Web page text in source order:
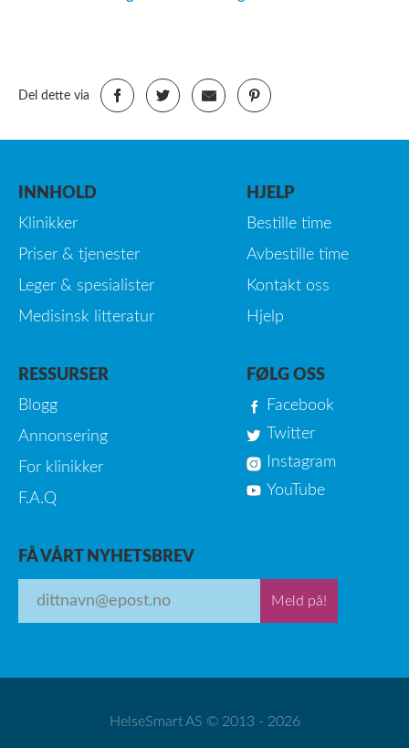
Del dette via
INNHOLD
Klinikker
Priser & tjenester
Leger & spesialister
Medisinsk litteratur
HJELP
Bestille time
Avbestille time
Kontakt oss
Hjelp
RESSURSER
Blogg
Annonsering
For klinikker
F.A.Q
FØLG OSS
Facebook
Twitter
Instagram
YouTube
FÅ VÅRT NYHETSBREV
Meld på!
HelseSmart AS © 2013 - 2026